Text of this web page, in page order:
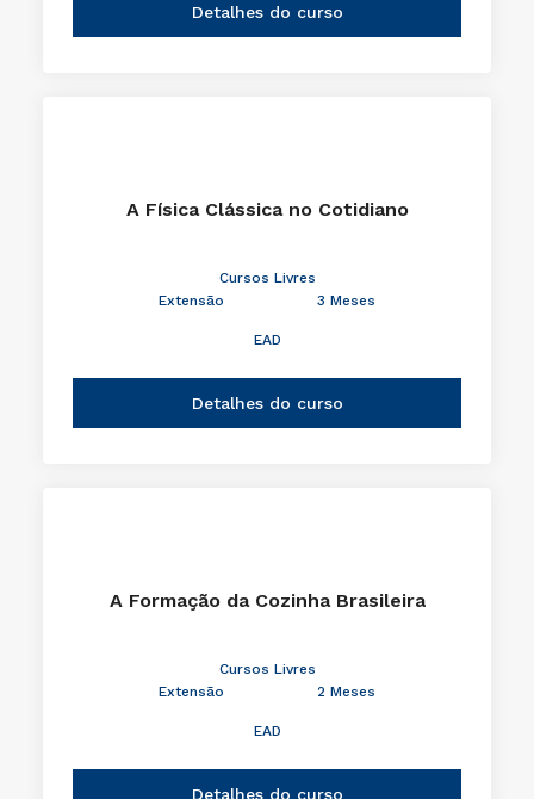
Detalhes do curso
A Física Clássica no Cotidiano
Cursos Livres
Extensão
3 Meses
EAD
Detalhes do curso
A Formação da Cozinha Brasileira
Cursos Livres
Extensão
2 Meses
EAD
Detalhes do curso